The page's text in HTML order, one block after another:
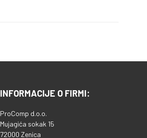
INFORMACIJE O FIRMI:
ProComp d.o.o.
Mujagića sokak 15
72000 Zenica